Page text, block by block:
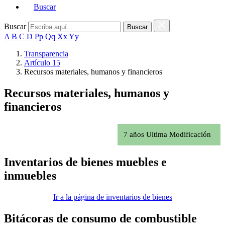
Buscar
Buscar
A B C D Pp Qq Xx Yy
Transparencia
Artículo 15
Recursos materiales, humanos y financieros
Recursos materiales, humanos y
financieros
7 años Ultima Modificación
Inventarios de bienes muebles e
inmuebles
Ir a la página de inventarios de bienes
Bitácoras de consumo de combustible